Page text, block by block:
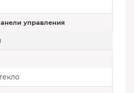
управления